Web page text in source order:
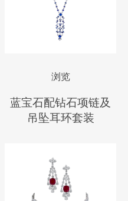
浏览
蓝宝石配钻石项链及
吊坠耳环套装